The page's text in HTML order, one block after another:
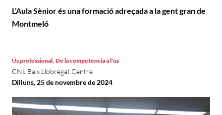
L’Aula Sènior és una formació adreçada a la gent gran de
Montmeló
Ús professional De la competència a l'ús
CNL Baix Llobregat Centre
Dilluns, 25 de novembre de 2024